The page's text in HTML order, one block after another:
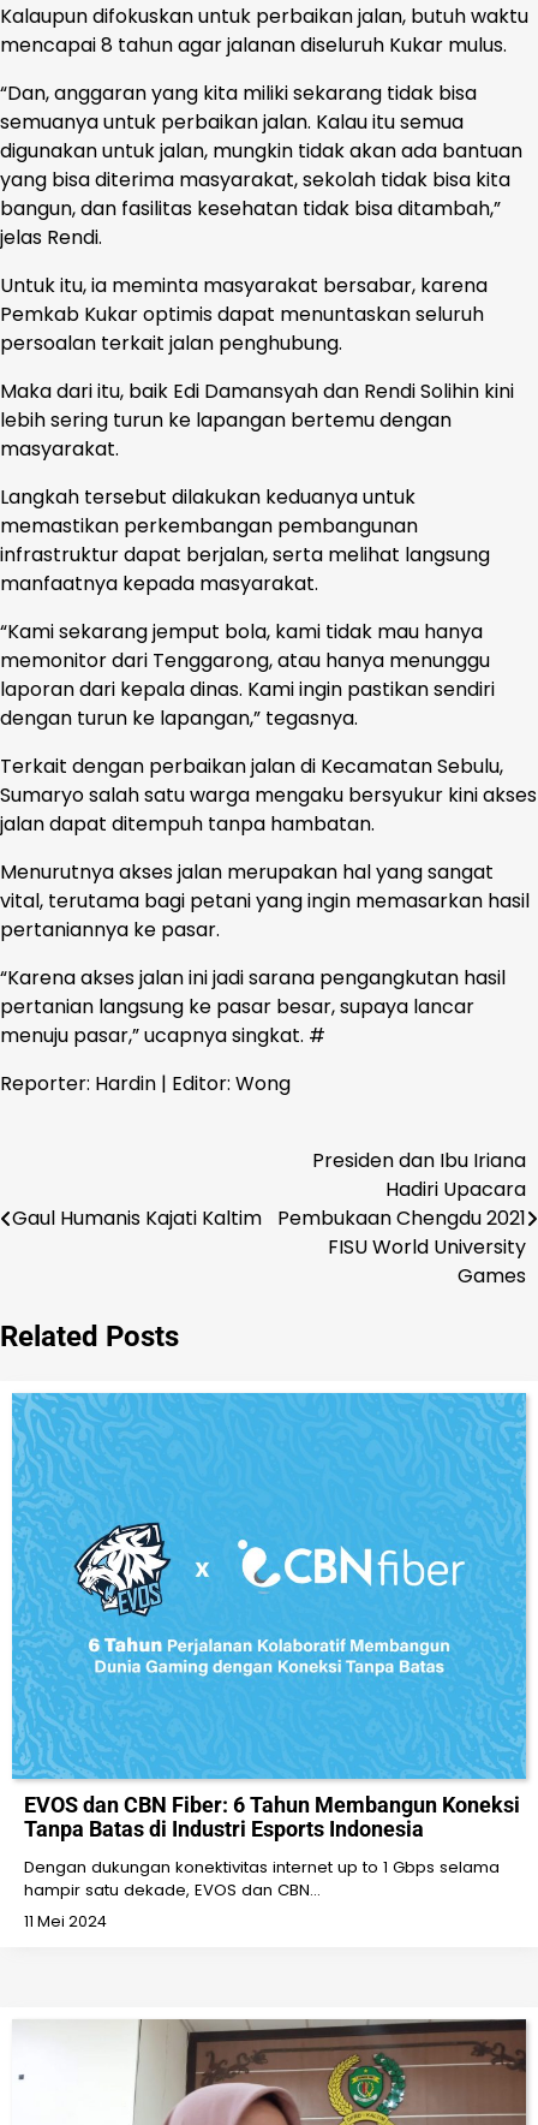
Kalaupun difokuskan untuk perbaikan jalan, butuh waktu
mencapai 8 tahun agar jalanan diseluruh Kukar mulus.
“Dan, anggaran yang kita miliki sekarang tidak bisa
semuanya untuk perbaikan jalan. Kalau itu semua
digunakan untuk jalan, mungkin tidak akan ada bantuan
yang bisa diterima masyarakat, sekolah tidak bisa kita
bangun, dan fasilitas kesehatan tidak bisa ditambah,”
jelas Rendi.
Untuk itu, ia meminta masyarakat bersabar, karena
Pemkab Kukar optimis dapat menuntaskan seluruh
persoalan terkait jalan penghubung.
Maka dari itu, baik Edi Damansyah dan Rendi Solihin kini
lebih sering turun ke lapangan bertemu dengan
masyarakat.
Langkah tersebut dilakukan keduanya untuk
memastikan perkembangan pembangunan
infrastruktur dapat berjalan, serta melihat langsung
manfaatnya kepada masyarakat.
“Kami sekarang jemput bola, kami tidak mau hanya
memonitor dari Tenggarong, atau hanya menunggu
laporan dari kepala dinas. Kami ingin pastikan sendiri
dengan turun ke lapangan,” tegasnya.
Terkait dengan perbaikan jalan di Kecamatan Sebulu,
Sumaryo salah satu warga mengaku bersyukur kini akses
jalan dapat ditempuh tanpa hambatan.
Menurutnya akses jalan merupakan hal yang sangat
vital, terutama bagi petani yang ingin memasarkan hasil
pertaniannya ke pasar.
“Karena akses jalan ini jadi sarana pengangkutan hasil
pertanian langsung ke pasar besar, supaya lancar
menuju pasar,” ucapnya singkat. #
Reporter: Hardin | Editor: Wong
pos
Gaul Humanis Kajati Kaltim
Presiden dan Ibu Iriana
Hadiri Upacara
Pembukaan Chengdu 2021
FISU World University
Games
Related Posts
EVOS dan CBN Fiber: 6 Tahun Membangun Koneksi
Tanpa Batas di Industri Esports Indonesia
Dengan dukungan konektivitas internet up to 1 Gbps selama
hampir satu dekade, EVOS dan CBN…
11 Mei 2024